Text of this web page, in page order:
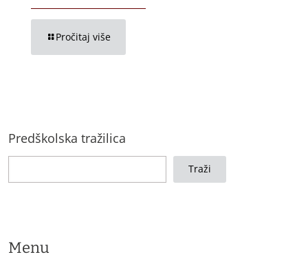
Pročitaj više
Predškolska tražilica
Traži
Menu